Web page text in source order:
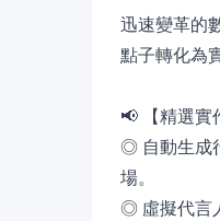
迅速變革的
點子轉化為
📢 【精選實
◎ 自動生成
場。
◎ 虛擬代言